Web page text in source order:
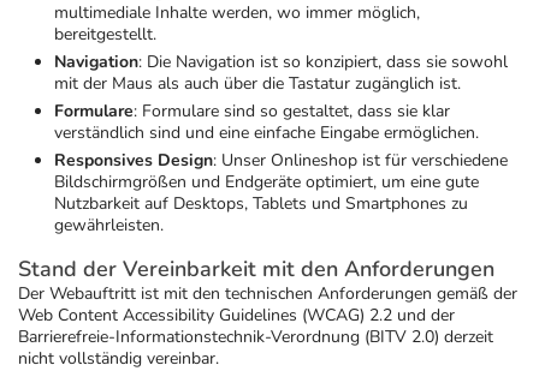
Mutter & Kind
Nahrungsergänzung
Natur & Homöopathie
Sanitätshaus
Sport & Fitness
Reiseapotheke
Insektenschutz
Sonnenpflege
Sommerpflege für Haar und Kopfhaut
Täglich gut versorgt
Beliebte Beiträge
E-Rezept einlösen
E-Rezept App
Evolsin Deals
Frontline & Frontpro Deals
Nattermann Deals
R(h)ein Nutrition Deals
Refluthin, Lasea & Carmenthin Deals
multimediale Inhalte werden, wo immer möglich,
bereitgestellt.
Navigation: Die Navigation ist so konzipiert, dass sie sowohl
mit der Maus als auch über die Tastatur zugänglich ist.
Formulare: Formulare sind so gestaltet, dass sie klar
verständlich sind und eine einfache Eingabe ermöglichen.
Responsives Design: Unser Onlineshop ist für verschiedene
Bildschirmgrößen und Endgeräte optimiert, um eine gute
Nutzbarkeit auf Desktops, Tablets und Smartphones zu
gewährleisten.
Stand der Vereinbarkeit mit den Anforderungen
Der Webauftritt ist mit den technischen Anforderungen gemäß der
Web Content Accessibility Guidelines (WCAG) 2.2 und der
Barrierefreie-Informationstechnik-Verordnung (BITV 2.0) derzeit
nicht vollständig vereinbar.